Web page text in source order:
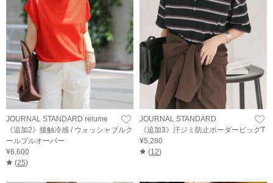
JOURNAL STANDARD relume
《追加2》接触冷感 / ウォッシャブルク
ールプルオーバー
¥6,600
(25)
JOURNAL STANDARD
《追加3》汗ジミ防止ボーダービッグT
¥5,280
(12)